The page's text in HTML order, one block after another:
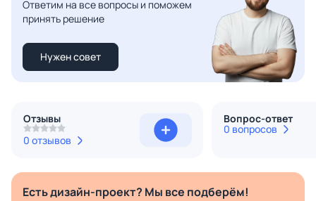
Ответим на все вопросы и поможем
принять решение
Нужен совет
Отзывы
0 отзывов
Вопрос-ответ
0 вопросов
Есть дизайн-проект? Мы все подберём!